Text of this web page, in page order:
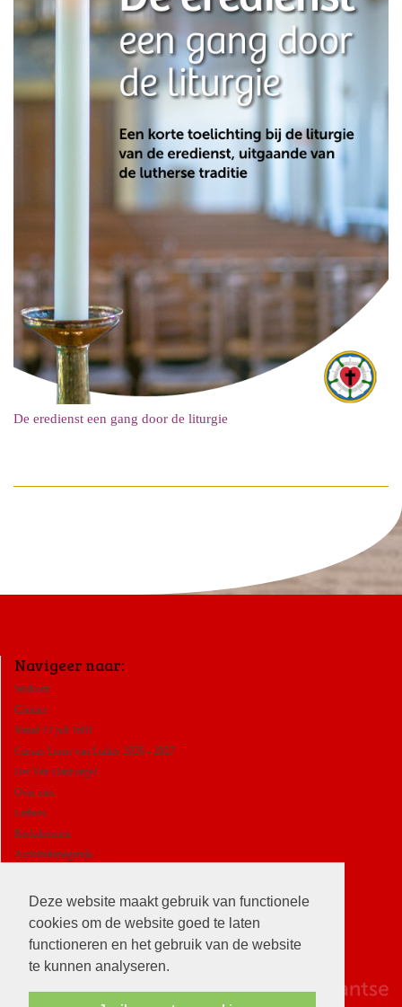
Deze website maakt gebruik van functionele
cookies om de website goed te laten
functioneren en het gebruik van de website
te kunnen analyseren.
De eredienst een gang door de liturgie
Navigeer naar:
Welkom
Contact
Vanaf 22 juli 1681
Cursus Leren van Luther 2026 - 2027
Het Van Dam orgel
Over ons
Luthers
Kerkdiensten
Activiteitenagenda